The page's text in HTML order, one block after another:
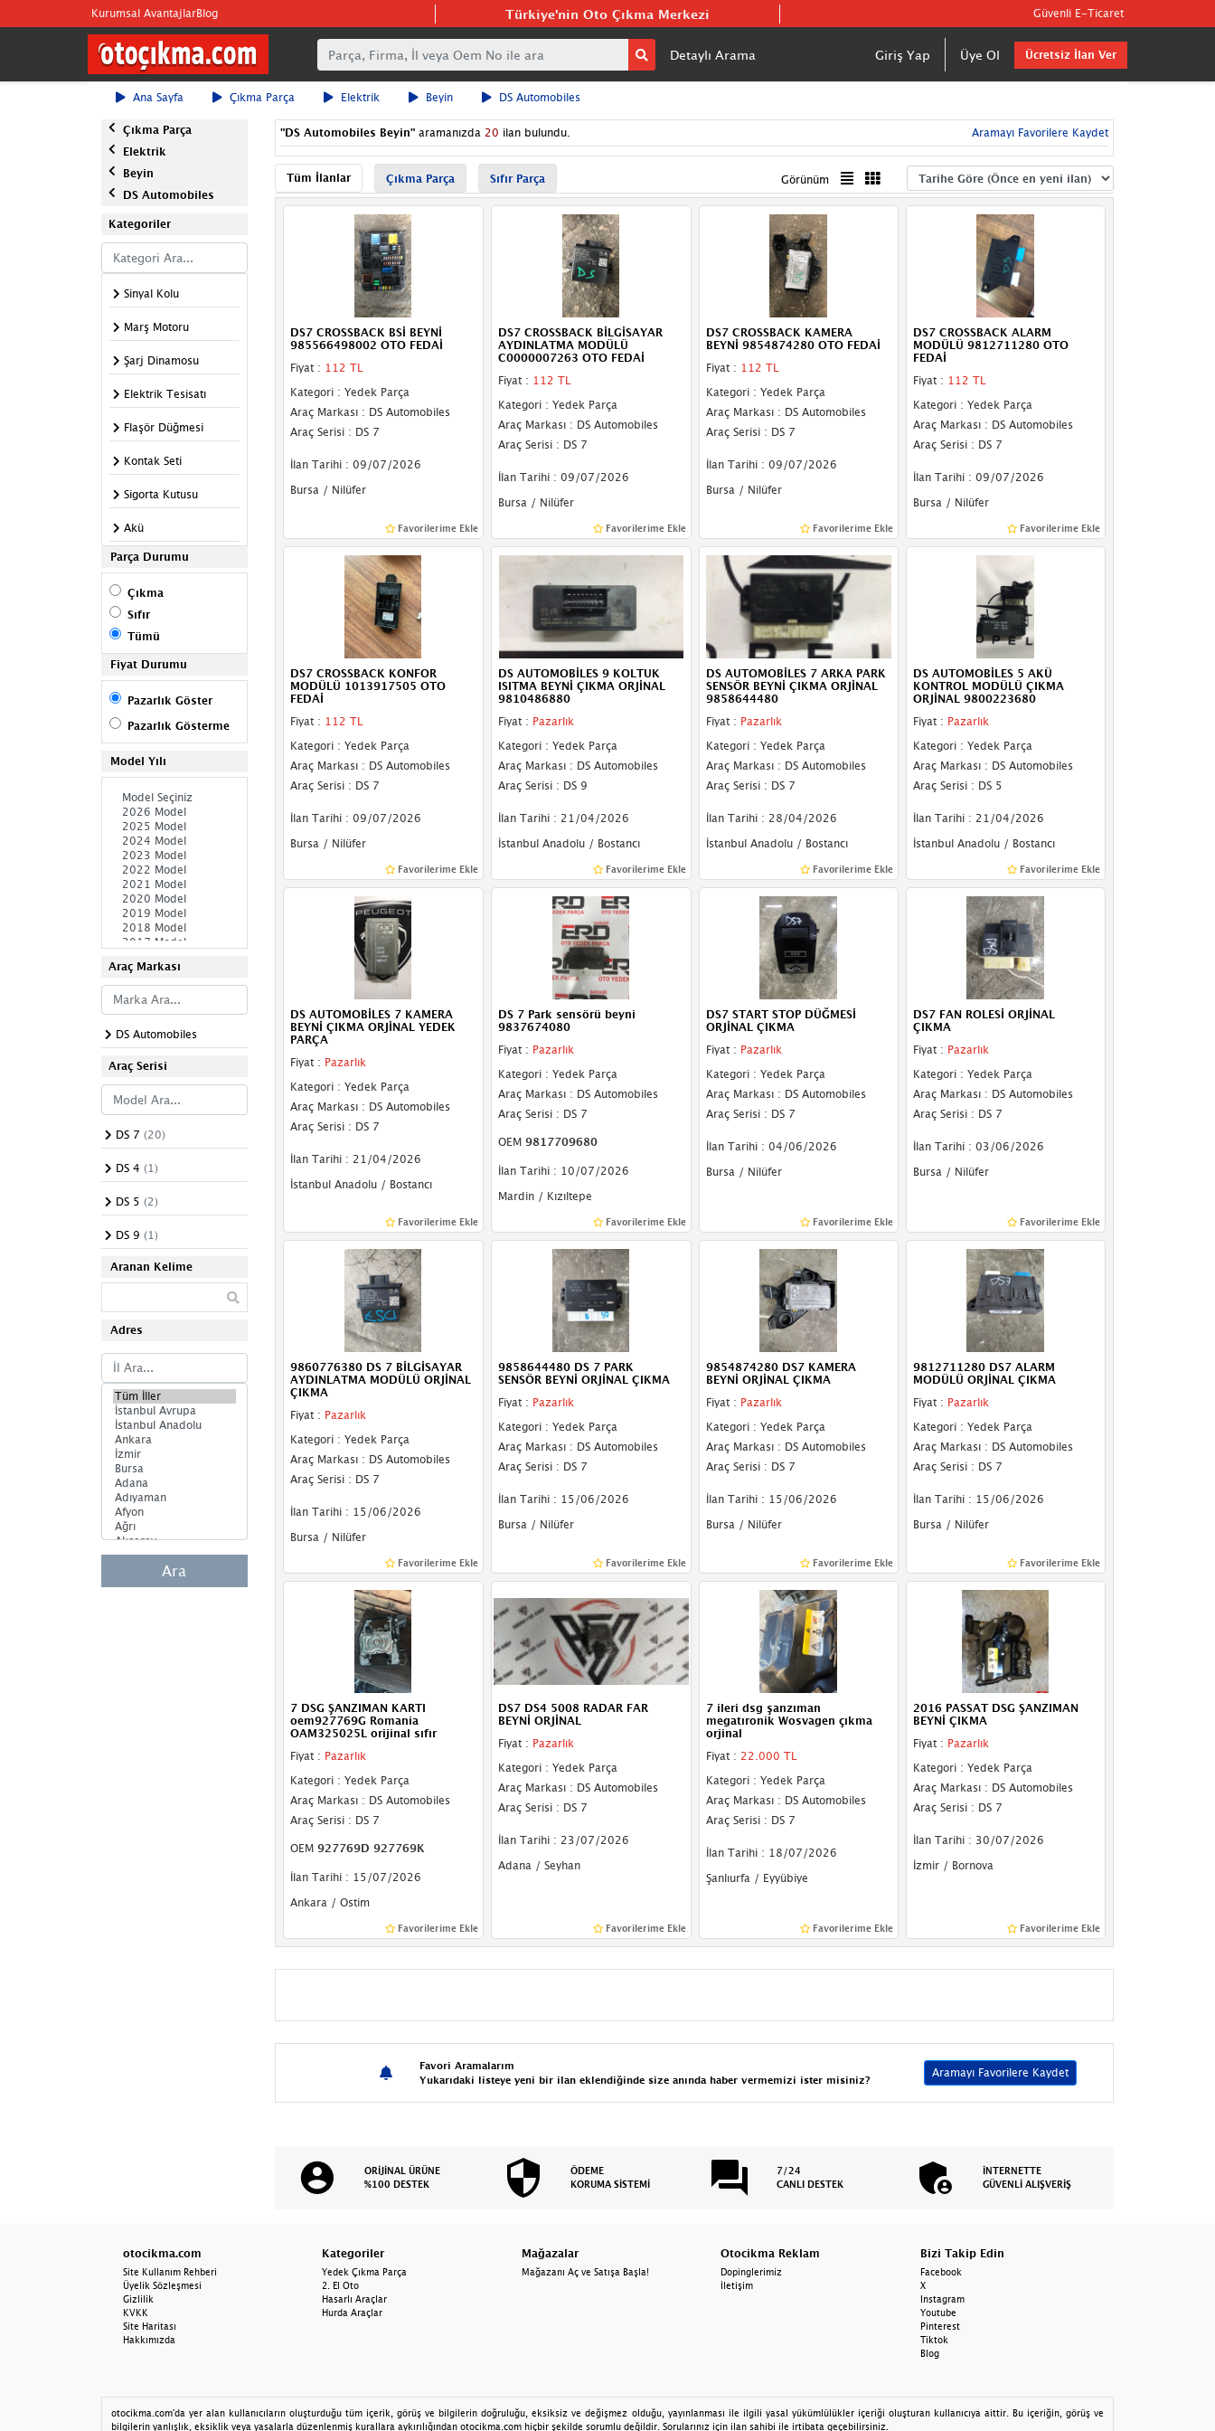
Kurumsal AvantajlarBlog Türkiye'nin Oto Çıkma Merkezi Güvenli E-Ticaret
Detaylı Arama Giriş Yap Üye Ol Ücretsiz İlan Ver
Ana Sayfa Çıkma Parça Elektrik Beyin DS Automobiles
Çıkma Parça
Elektrik
Beyin
DS Automobiles
Kategoriler
Sinyal Kolu
Marş Motoru
Şarj Dinamosu
Elektrik Tesisatı
Flaşör Düğmesi
Kontak Seti
Sigorta Kutusu
Akü
Anten
Çakmaklık
İnverter
Korna
Merkezi Kilit Motoru
Rölanti Motoru
Röle
Tavan Lambası
ABS Beyni
ABS Pompası
ABS Sensörü
Airbag (Hava Yastığı)
Airbag Beyni
Airbag Sargısı
Ampul
Ayna Motorları
Ayna Sinyali
Beyin
Bilgi Ekranı
Cam Açma Anahtarı
Cam Modülü
Darbe Sensörü
Depo Kapağı Motoru
Eksantrik Sensörü
El Freni Butonu
El Freni Motoru
Far
Far Anahtarı
Far Beyni
Paneli
Kontrol Düğmeleri
Modül
Multimedya
Parça Durumu
Çıkma
Sıfır
Tümü
Fiyat Durumu
Pazarlık Göster
Pazarlık Gösterme
Model Yılı
Araç Markası
DS Automobiles
Araç Serisi
DS 7 (20)
DS 4 (1)
DS 5 (2)
DS 9 (1)
Aranan Kelime
Adres
Ara
"DS Automobiles Beyin" aramanızda 20 ilan bulundu. Aramayı Favorilere Kaydet
Tüm İlanlar Çıkma Parça Sıfır Parça Görünüm
DS7 CROSSBACK BSİ BEYNİ
985566498002 OTO FEDAİ
Fiyat : 112 TL
Kategori : Yedek Parça
Araç Markası : DS Automobiles
Araç Serisi : DS 7
İlan Tarihi : 09/07/2026
Bursa / Nilüfer
Favorilerime Ekle
DS7 CROSSBACK BİLGİSAYAR
AYDINLATMA MODÜLÜ
C0000007263 OTO FEDAİ
Fiyat : 112 TL
Kategori : Yedek Parça
Araç Markası : DS Automobiles
Araç Serisi : DS 7
İlan Tarihi : 09/07/2026
Bursa / Nilüfer
Favorilerime Ekle
DS7 CROSSBACK KAMERA
BEYNİ 9854874280 OTO FEDAİ
Fiyat : 112 TL
Kategori : Yedek Parça
Araç Markası : DS Automobiles
Araç Serisi : DS 7
İlan Tarihi : 09/07/2026
Bursa / Nilüfer
Favorilerime Ekle
DS7 CROSSBACK ALARM
MODÜLÜ 9812711280 OTO
FEDAİ
Fiyat : 112 TL
Kategori : Yedek Parça
Araç Markası : DS Automobiles
Araç Serisi : DS 7
İlan Tarihi : 09/07/2026
Bursa / Nilüfer
Favorilerime Ekle
DS7 CROSSBACK KONFOR
MODÜLÜ 1013917505 OTO
FEDAİ
Fiyat : 112 TL
Kategori : Yedek Parça
Araç Markası : DS Automobiles
Araç Serisi : DS 7
İlan Tarihi : 09/07/2026
Bursa / Nilüfer
Favorilerime Ekle
DS AUTOMOBİLES 9 KOLTUK
ISITMA BEYNİ ÇIKMA ORJİNAL
9810486880
Fiyat : Pazarlık
Kategori : Yedek Parça
Araç Markası : DS Automobiles
Araç Serisi : DS 9
İlan Tarihi : 21/04/2026
İstanbul Anadolu / Bostancı
Favorilerime Ekle
DS AUTOMOBİLES 7 ARKA PARK
SENSÖR BEYNİ ÇIKMA ORJİNAL
9858644480
Fiyat : Pazarlık
Kategori : Yedek Parça
Araç Markası : DS Automobiles
Araç Serisi : DS 7
İlan Tarihi : 28/04/2026
İstanbul Anadolu / Bostancı
Favorilerime Ekle
DS AUTOMOBİLES 5 AKÜ
KONTROL MODÜLÜ ÇIKMA
ORJİNAL 9800223680
Fiyat : Pazarlık
Kategori : Yedek Parça
Araç Markası : DS Automobiles
Araç Serisi : DS 5
İlan Tarihi : 21/04/2026
İstanbul Anadolu / Bostancı
Favorilerime Ekle
DS AUTOMOBİLES 7 KAMERA
BEYNİ ÇIKMA ORJİNAL YEDEK
PARÇA
Fiyat : Pazarlık
Kategori : Yedek Parça
Araç Markası : DS Automobiles
Araç Serisi : DS 7
İlan Tarihi : 21/04/2026
İstanbul Anadolu / Bostancı
Favorilerime Ekle
DS 7 Park sensörü beyni
9837674080
Fiyat : Pazarlık
Kategori : Yedek Parça
Araç Markası : DS Automobiles
Araç Serisi : DS 7
OEM 9817709680
İlan Tarihi : 10/07/2026
Mardin / Kızıltepe
Favorilerime Ekle
DS7 START STOP DÜĞMESİ
ORJİNAL ÇIKMA
Fiyat : Pazarlık
Kategori : Yedek Parça
Araç Markası : DS Automobiles
Araç Serisi : DS 7
İlan Tarihi : 04/06/2026
Bursa / Nilüfer
Favorilerime Ekle
DS7 FAN ROLESİ ORJİNAL
ÇIKMA
Fiyat : Pazarlık
Kategori : Yedek Parça
Araç Markası : DS Automobiles
Araç Serisi : DS 7
İlan Tarihi : 03/06/2026
Bursa / Nilüfer
Favorilerime Ekle
9860776380 DS 7 BİLGİSAYAR
AYDINLATMA MODÜLÜ ORJİNAL
ÇIKMA
Fiyat : Pazarlık
Kategori : Yedek Parça
Araç Markası : DS Automobiles
Araç Serisi : DS 7
İlan Tarihi : 15/06/2026
Bursa / Nilüfer
Favorilerime Ekle
9858644480 DS 7 PARK
SENSÖR BEYNİ ORJİNAL ÇIKMA
Fiyat : Pazarlık
Kategori : Yedek Parça
Araç Markası : DS Automobiles
Araç Serisi : DS 7
İlan Tarihi : 15/06/2026
Bursa / Nilüfer
Favorilerime Ekle
9854874280 DS7 KAMERA
BEYNİ ORJİNAL ÇIKMA
Fiyat : Pazarlık
Kategori : Yedek Parça
Araç Markası : DS Automobiles
Araç Serisi : DS 7
İlan Tarihi : 15/06/2026
Bursa / Nilüfer
Favorilerime Ekle
9812711280 DS7 ALARM
MODÜLÜ ORJİNAL ÇIKMA
Fiyat : Pazarlık
Kategori : Yedek Parça
Araç Markası : DS Automobiles
Araç Serisi : DS 7
İlan Tarihi : 15/06/2026
Bursa / Nilüfer
Favorilerime Ekle
7 DSG ŞANZIMAN KARTI
oem927769G Romania
OAM325025L orijinal sıfır
Fiyat : Pazarlık
Kategori : Yedek Parça
Araç Markası : DS Automobiles
Araç Serisi : DS 7
OEM 927769D 927769K
İlan Tarihi : 15/07/2026
Ankara / Ostim
Favorilerime Ekle
DS7 DS4 5008 RADAR FAR
BEYNİ ORJİNAL
Fiyat : Pazarlık
Kategori : Yedek Parça
Araç Markası : DS Automobiles
Araç Serisi : DS 7
İlan Tarihi : 23/07/2026
Adana / Seyhan
Favorilerime Ekle
7 ileri dsg şanzıman
megatıronik Wosvagen çıkma
orjinal
Fiyat : 22.000 TL
Kategori : Yedek Parça
Araç Markası : DS Automobiles
Araç Serisi : DS 7
İlan Tarihi : 18/07/2026
Şanlıurfa / Eyyübiye
Favorilerime Ekle
2016 PASSAT DSG ŞANZIMAN
BEYNİ ÇIKMA
Fiyat : Pazarlık
Kategori : Yedek Parça
Araç Markası : DS Automobiles
Araç Serisi : DS 7
İlan Tarihi : 30/07/2026
İzmir / Bornova
Favorilerime Ekle
Favori Aramalarım
Yukarıdaki listeye yeni bir ilan eklendiğinde size anında haber vermemizi ister misiniz?
Aramayı Favorilere Kaydet
ORİJİNAL ÜRÜNE
%100 DESTEK
ÖDEME
KORUMA SİSTEMİ
7/24
CANLI DESTEK
İNTERNETTE
GÜVENLİ ALIŞVERİŞ
otocikma.com
Site Kullanım Rehberi
Üyelik Sözleşmesi
Gizlilik
KVKK
Site Haritası
Hakkımızda
Kategoriler
Yedek Çıkma Parça
2. El Oto
Hasarlı Araçlar
Hurda Araçlar
Mağazalar
Mağazanı Aç ve Satışa Başla!
Otocikma Reklam
Dopinglerimiz
İletişim
Bizi Takip Edin
Facebook
X
Instagram
Youtube
Pinterest
Tiktok
Blog
otocikma.com'da yer alan kullanıcıların oluşturduğu tüm içerik, görüş ve bilgilerin doğruluğu, eksiksiz ve değişmez olduğu, yayınlanması ile ilgili yasal yükümlülükler içeriği oluşturan kullanıcıya aittir. Bu içeriğin, görüş ve
bilgilerin yanlışlık, eksiklik veya yasalarla düzenlenmiş kurallara aykırılığından otocikma.com hiçbir şekilde sorumlu değildir. Sorularınız için ilan sahibi ile irtibata geçebilirsiniz.